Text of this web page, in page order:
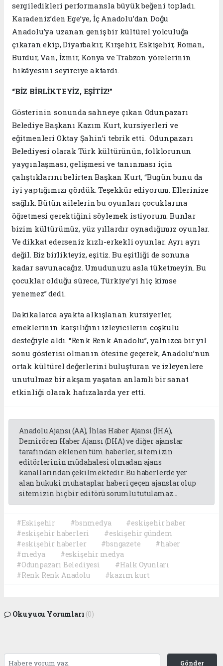
sergiledikleri performansla büyük beğeni topladı.
Karadeniz’den Ege’ye, İç Anadolu’dan Doğu
Anadolu’ya uzanan geniş bir kültürel yolculuğa
çıkaran ekip, Diyarbakır, Kırşehir, Eskişehir, Roman,
Burdur, Van, İzmir, Konya ve Trabzon yörelerinin
hikâyesini seyirciye aktardı.
“BİZ BİRLİKTEYİZ, EŞİTİZ!”
Gösterinin sonunda sahneye çıkan Odunpazarı
Belediye Başkanı Kazım Kurt, kursiyerleri ve
eğitmenleri Oktay Şahin’i tebrik etti. Odunpazarı
Belediyesi olarak Türk kültürünün, folklorunun
yaygınlaşması, gelişmesi ve tanınması için
çalıştıklarını belirten Başkan Kurt, “Bugün bunu da
iyi yaptığımızı gördük. Teşekkür ediyorum. Ellerinize
sağlık. Bütün ailelerin bu oyunları çocuklarına
öğretmesi gerektiğini söylemek istiyorum. Bunlar
bizim kültürümüz, yüz yıllardır oynadığımız oyunlar.
Ve dikkat ederseniz kızlı-erkekli oyunlar. Ayrı ayrı
değil. Biz birlikteyiz, eşitiz. Bu eşitliği de sonuna
kadar savunacağız. Umudunuzu asla tüketmeyin. Bu
çocuklar olduğu sürece, Türkiye’yi hiç kimse
yenemez” dedi.
Dakikalarca ayakta alkışlanan kursiyerler,
emeklerinin karşılığını izleyicilerin coşkulu
desteğiyle aldı. “Renk Renk Anadolu”, yalnızca bir yıl
sonu gösterisi olmanın ötesine geçerek, Anadolu’nun
ortak kültürel değerlerini buluşturan ve izleyenlere
unutulmaz bir akşam yaşatan anlamlı bir sanat
etkinliği olarak hafızalarda yer etti.
Anadolu Ajansı (AA), İhlas Haber Ajansı (İHA),
Demirören Haber Ajansı (DHA) ve diğer ajanslar
tarafından eklenen tüm haberler, sitemizin
editörlerinin müdahalesi olmadan ajans
kanallarından çekilmektedir. Bu haberlerde yer
alan hukuki muhataplar haberi geçen ajanslar olup
sitemizin hiç bir editörü sorumlu tutulamaz...
#Eskişehir #bsnmedya
#eskişehir haber
#eskişehir haberleri
#eskişehir gündem
#eskişehir haberler
#bsngazete
#haber
#medya
#eskişehir medya
#Odunpazarı Belediyesi
#Halk Oyunları
#Renk Renk Anadolu
#kazım kurt
Okuyucu Yorumları (0)
Gönder